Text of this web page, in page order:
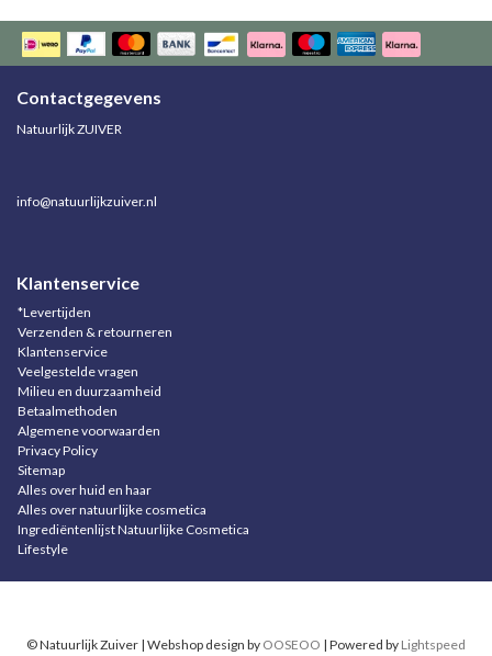
Contactgegevens
Natuurlijk ZUIVER
info@natuurlijkzuiver.nl
Klantenservice
*Levertijden
Verzenden & retourneren
Klantenservice
Veelgestelde vragen
Milieu en duurzaamheid
Betaalmethoden
Algemene voorwaarden
Privacy Policy
Sitemap
Alles over huid en haar
Alles over natuurlijke cosmetica
Ingrediëntenlijst Natuurlijke Cosmetica
Lifestyle
© Natuurlijk Zuiver | Webshop design by OOSEOO | Powered by Lightspeed